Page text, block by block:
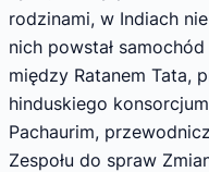
rodzinami, w Indiach
nich powstał
między Ratanem Tata,
hinduskiego
Pachaurim,
Zespołu do spraw